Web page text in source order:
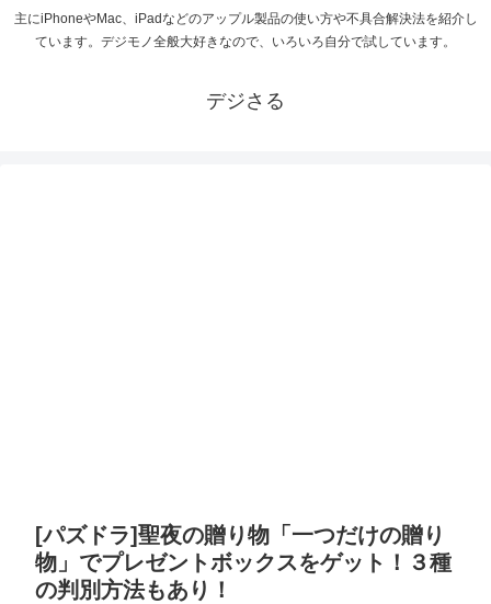
主にiPhoneやMac、iPadなどのアップル製品の使い方や不具合解決法を紹介し
ています。デジモノ全般大好きなので、いろいろ自分で試しています。
デジさる
[パズドラ]聖夜の贈り物「一つだけの贈り
物」でプレゼントボックスをゲット！３種
の判別方法もあり！